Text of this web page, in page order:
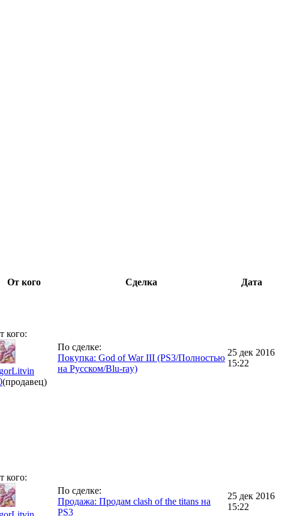
От кого Сделка Дата
кого:
(продавец)
По сделке:
Покупка: God of War III (PS3/Полностью
на Русском/Blu-ray)
25 дек 2016
15:22
кого:
По сделке:
Продажа: Продам clash of the titans на
PS3
25 дек 2016
15:22